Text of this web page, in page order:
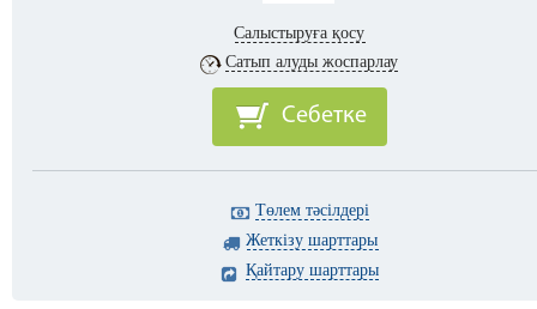
Салыстыруға қосу
Сатып алуды жоспарлау
Себетке
Төлем тәсілдері
Жеткізу шарттары
Қайтару шарттары